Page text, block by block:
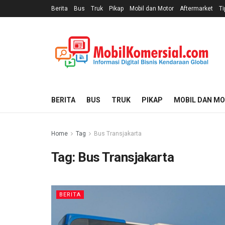
Berita Bus Truk Pikap Mobil dan Motor Aftermarket
BERITA BUS TRUK PIKAP MOBIL DAN
Home Tag Bus Transjakarta
Tag: Bus Transjakarta
BERITA